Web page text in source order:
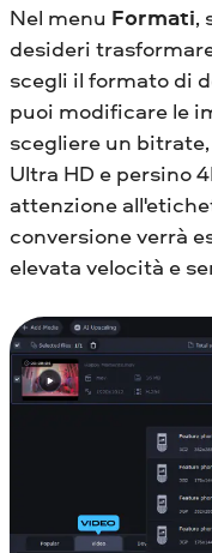
Nel menu Formati,
desideri
scegli il formato di
puoi modificare le
scegliere un
Ultra HD e persino
attenzione
conversione verrà
elevata velocità e